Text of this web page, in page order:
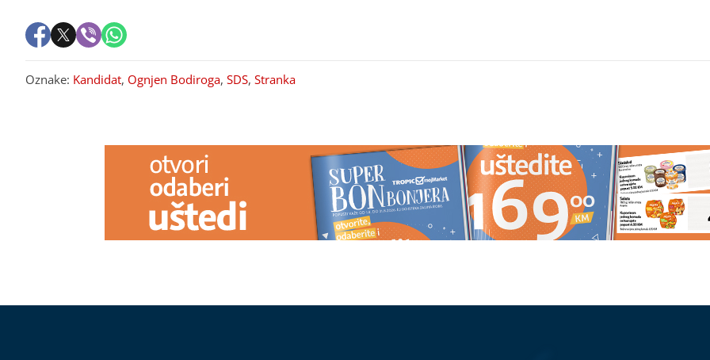
Oznake: Kandidat, Ognjen Bodiroga, SDS, Stranka
Aleksejem Bjelogrlićem, a nekada
Bajden sa suzama o očevoj bolesti
zablude